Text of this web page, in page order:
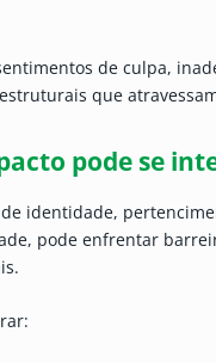
de culpa,
que
pode se
identidade,
pode enfrentar